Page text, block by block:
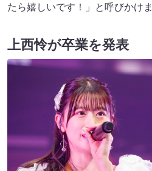
たら嬉しいです！」と呼びかけま
上西怜が卒業を発表